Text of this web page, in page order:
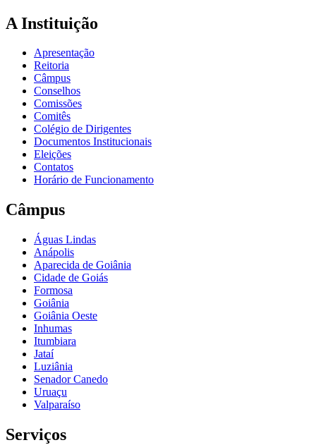
A Instituição
Apresentação
Reitoria
Câmpus
Conselhos
Comissões
Comitês
Colégio de Dirigentes
Documentos Institucionais
Eleições
Contatos
Horário de Funcionamento
Câmpus
Águas Lindas
Anápolis
Aparecida de Goiânia
Cidade de Goiás
Formosa
Goiânia
Goiânia Oeste
Inhumas
Itumbiara
Jataí
Luziânia
Senador Canedo
Uruaçu
Valparaíso
Serviços